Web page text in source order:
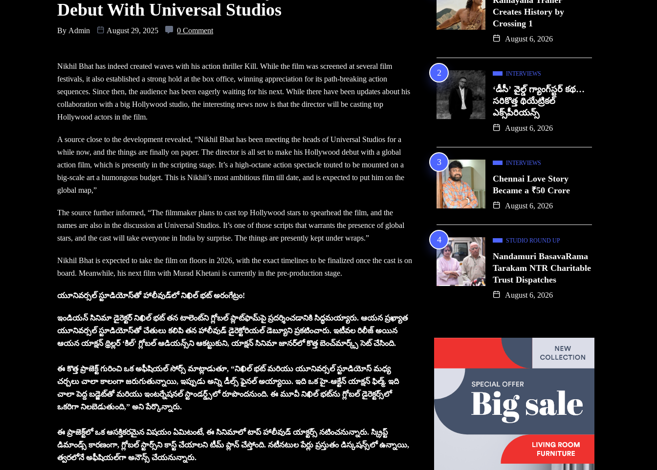
Debut With Universal Studios
By Admin August 29, 2025 0 Comment
Nikhil Bhat has indeed created waves with his action thriller Kill. While the film was screened at several film
festivals, it also established a strong hold at the box office, winning appreciation for its path-breaking action
sequences. Since then, the audience has been eagerly waiting for his next. While there have been updates about his
collaboration with a big Hollywood studio, the interesting news now is that the director will be casting top
Hollywood actors in the film.
A source close to the development revealed, “Nikhil Bhat has been meeting the heads of Universal Studios for a
while now, and the things are finally on paper. The director is all set to make his Hollywood debut with a global
action film, which is presently in the scripting stage. It’s a high-octane action spectacle touted to be mounted on a
big-scale art a humongous budget. This is Nikhil’s most ambitious film till date, and is expected to put him on the
global map,”
The source further informed, “The filmmaker plans to cast top Hollywood stars to spearhead the film, and the
names are also in the discussion at Universal Studios. It’s one of those scripts that warrants the presence of global
stars, and the cast will take everyone in India by surprise. The things are presently kept under wraps.”
Nikhil Bhat is expected to take the film on floors in 2026, with the exact timelines to be finalized once the cast is on
board. Meanwhile, his next film with Murad Khetani is currently in the pre-production stage.
యూనివర్సల్ స్టూడియోస్‌తో హాలీవుడ్‌లోనిఖిల్ భట్అరంగేట్రం!
ఇండియన్ సినిమా డైరెక్టర్ నిఖిల్ భట్ తన టాలెంట్‌ని గ్లోబల్ ప్లాట్‌ఫామ్‌పై ప్రదర్శించడానికి సిద్ధమయ్యారు. ఆయన ప్రఖ్యాత
యూనివర్సల్ స్టూడియోస్‌తో చేతులు కలిపి తన హాలీవుడ్ డైరెక్టోరియల్ డెబ్యూని ప్రకటించారు. ఇటీవల రిలీజ్ అయిన
ఆయన యాక్షన్ థ్రిల్లర్ ‘కిల్’ గ్లోబల్ ఆడియన్స్‌ని ఆకట్టుకుని, యాక్షన్ సినిమా జానర్‌లో కొత్త బెంచ్‌మార్క్స్ సెట్ చేసింది.
ఈ కొత్త ప్రాజెక్ట్ గురించి ఒక అఫీషియల్ సోర్స్ మాట్లాడుతూ, “నిఖిల్ భట్ మరియు యూనివర్సల్ స్టూడియోస్ మధ్య
చర్చలు చాలా కాలంగా జరుగుతున్నాయి, ఇప్పుడు అన్ని డీల్స్ ఫైనల్ అయ్యాయి. ఇది ఒక హై-ఆక్టేన్ యాక్షన్ ఫిల్మ్. ఇది
చాలా పెద్ద బడ్జెట్‌తో మరియు ఇంటర్నేషనల్ స్టాండర్డ్స్‌లో రూపొందనుంది. ఈ మూవీ నిఖిల్ భట్‌ను గ్లోబల్ డైరెక్టర్స్‌లో
ఒకరిగా నిలబెడుతుంది,” అని పేర్కొన్నారు.
ఈ ప్రాజెక్ట్‌లో ఒక ఆసక్తికరమైన విషయం ఏమిటంటే, ఈ సినిమాలో టాప్ హాలీవుడ్ యాక్టర్స్ నటించనున్నారు. స్క్రిప్ట్
డిమాండ్స్ కారణంగా, గ్లోబల్ స్టార్స్‌ని కాస్ట్ చేయాలని టీమ్ ప్లాన్ చేస్తోంది. నటీనటుల పేర్లు ప్రస్తుతం డిస్కషన్స్‌లో ఉన్నాయి,
త్వరలోనే అఫీషియల్‌గా అనౌన్స్ చేయనున్నారు.
Creates History by
Crossing 1
August 6, 2026
INTERVIEWS
‘డీసీ’ వైల్డ్ గ్యాంగ్‌స్టర్ కథ…
సరికొత్త థియేట్రికల్
ఎక్స్‌పీరియన్స్
August 6, 2026
INTERVIEWS
Chennai Love Story
Became a ₹50 Crore
August 6, 2026
STUDIO ROUND UP
Nandamuri BasavaRama
Tarakam NTR Charitable
Trust Dispatches
August 6, 2026